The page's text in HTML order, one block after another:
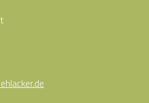
hl ck rd